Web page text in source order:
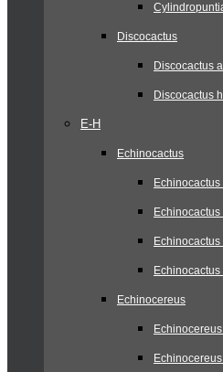
Discocactus
Discocactus
Discocactus
E-H
Echinocactus
Echinocereus